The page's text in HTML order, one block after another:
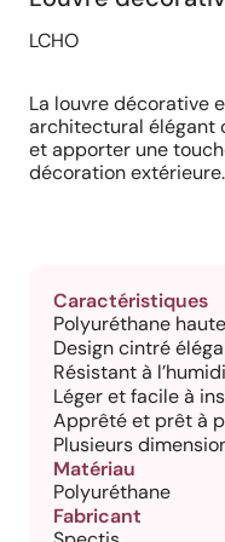
LCHO
La louvre décorative
architectural élégant
et apporter une
décoration extérieure.
Caractéristiques
Polyuréthane
Design cintré
Résistant à
Léger et facile à
Apprêté et prêt à
Plusieurs
Matériau
Polyuréthane
Fabricant